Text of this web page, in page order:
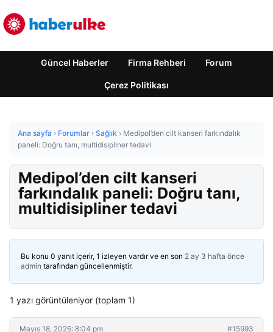
Güncel Haberler Firma Rehberi Forum
Çerez Politikası
Ana sayfa › Forumlar › Sağlık › Medipol’den cilt kanseri farkındalık
paneli: Doğru tanı, multidisipliner tedavi
Medipol’den cilt kanseri
farkındalık paneli: Doğru tanı,
multidisipliner tedavi
Bu konu 0 yanıt içerir, 1 izleyen vardır ve en son 2 ay 3 hafta önce
admin tarafından güncellenmiştir.
1 yazı görüntüleniyor (toplam 1)
Mayıs 18, 2026: 8:04 pm #15993